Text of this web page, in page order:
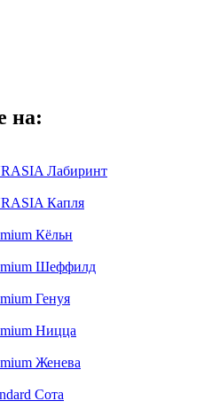
на:
Лабиринт
Капля
Кёльн
Шеффилд
Генуя
Ницца
Женева
Сота